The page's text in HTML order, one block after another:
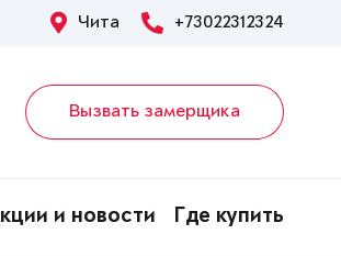
Чита +73022312324
Вызвать замерщика
и новости Где купить